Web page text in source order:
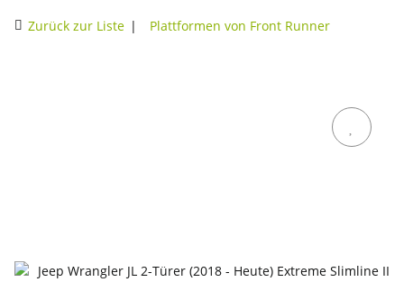
Zurück zur Liste Plattformen von Front Runner